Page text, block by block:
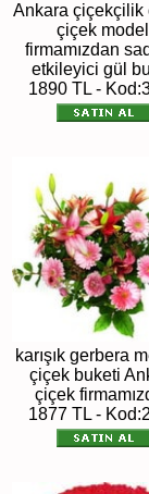
Ankara çiçekçilik
çiçek
firmamızdan
etkileyici gül
1890 TL -
karışık gerbera
çiçek buketi
çiçek
1877 TL -